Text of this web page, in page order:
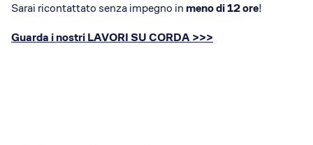
Sarai ricontattato senza impegno in meno di 12 ore!
Guarda i nostri LAVORI SU CORDA >>>